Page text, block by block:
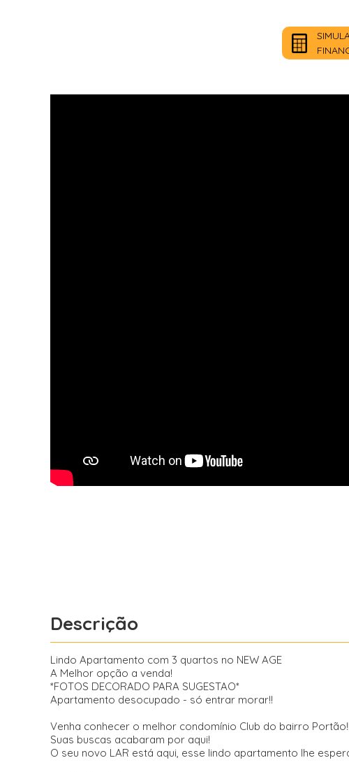
Descrição
Lindo Apartamento com 3 quartos no NEW AGE
A Melhor opção a venda!
*FOTOS DECORADO PARA SUGESTAO*
Apartamento desocupado - só entrar morar!!
Venha conhecer o melhor condomínio Club do bairro Portão!!
Suas buscas acabaram por aqui!
O seu novo LAR está aqui, esse lindo apartamento lhe